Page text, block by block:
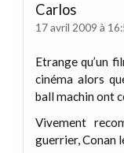
Carlos
17 avril 2009 à
Etrange qu’un
cinéma alors
ball machin ont
Vivement
guerrier, Conan